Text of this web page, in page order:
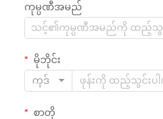
ကုမ္ပဏီအမည်
မိုဘိုင်း
ကုဒ်
စာတို